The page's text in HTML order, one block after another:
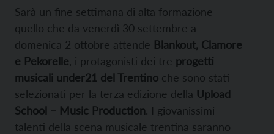
Sarà un fine settimana di alta formazione
quello che da venerdì 30 settembre a
domenica 2 ottobre attende Blankout, Clamore
e Pekorelle , i protagonisti dei tre progetti
musicali under21 del Trentino che sono stati
selezionati per la terza edizione della Upload
School – Music Production. I giovanissimi
talenti della scena musicale trentina saranno